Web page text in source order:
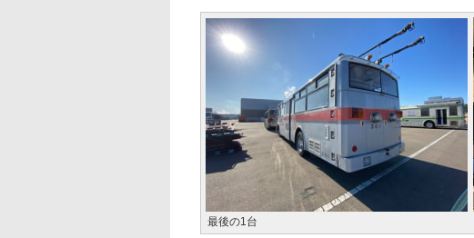
最後の1台